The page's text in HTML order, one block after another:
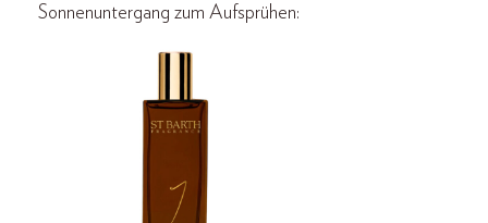
Sonnenuntergang zum Aufsprühen: